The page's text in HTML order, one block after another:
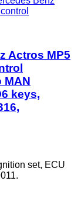
Actros MP5
MAN
keys,
set, ECU